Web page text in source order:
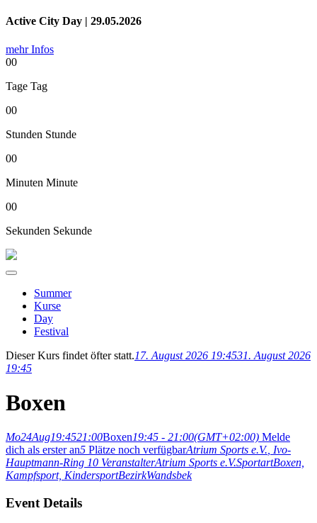
Active City Day | 29.05.2026
mehr Infos
00
Tage Tag
00
Stunden Stunde
00
Minuten Minute
00
Sekunden Sekunde
Summer
Kurse
Day
Festival
Dieser Kurs findet öfter statt.17. August 2026 19:4531. August 2026
19:45
Boxen
Mo24Aug19:4521:00Boxen19:45 - 21:00(GMT+02:00) Melde
dich als erster an5 Plätze noch verfügbarAtrium Sports e.V., Ivo-
Hauptmann-Ring 10 VeranstalterAtrium Sports e.V.SportartBoxen,
Kampfsport, KindersportBezirkWandsbek
Event Details